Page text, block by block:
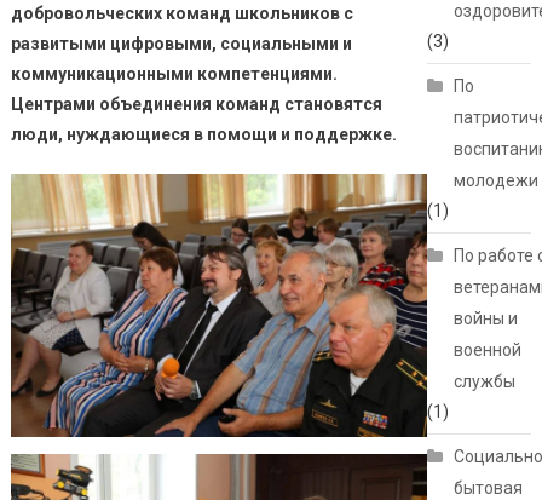
добровольческих команд школьников с
развитыми цифровыми, социальными и
коммуникационными компетенциями.
Центрами объединения команд становятся
люди, нуждающиеся в помощи и поддержке.
(3)
По
молодежи
(1)
По работе
войны и
военной
службы
(1)
бытовая